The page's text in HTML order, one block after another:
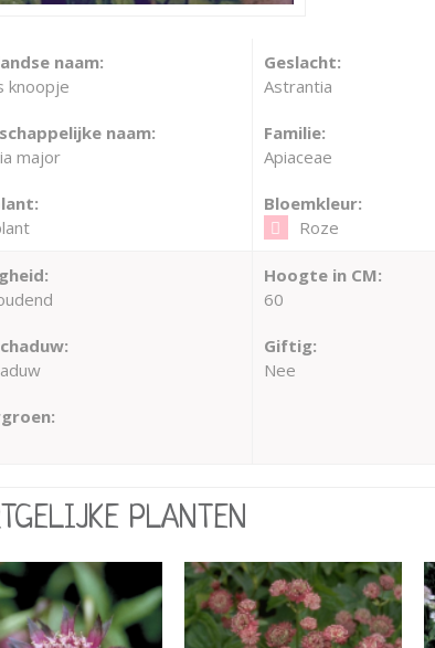
naam:
knoopje
naam:
major
Geslacht:
Astrantia
Familie:
Apiaceae
Bloemkleur:
Roze
Hoogte in CM:
60
Giftig:
Nee
PLANTEN